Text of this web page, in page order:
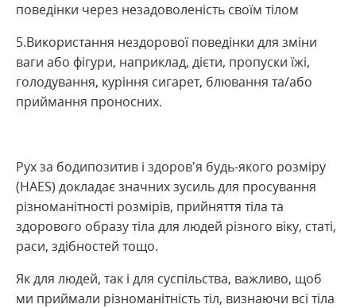
поведінки через незадоволеність своїм тілом
5.Використання нездорової поведінки для зміни
ваги або фігури, наприклад, дієти, пропуски їжі,
голодування, куріння сигарет, блювання та/або
приймання проносних.
Рух за бодипозитив і здоров’я будь-якого розміру
(HAES) докладає значних зусиль для просування
різноманітності розмірів, прийняття тіла та
здорового образу тіла для людей різного віку, статі,
раси, здібностей тощо.
Як для людей, так і для суспільства, важливо, щоб
ми приймали різноманітність тіл, визнаючи всі тіла